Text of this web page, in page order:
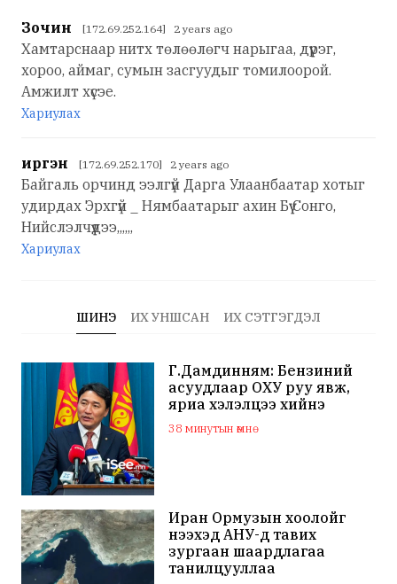
Зочин [172.69.252.164] 2 years ago
Хамтарснаар нитх төлөөлөгч нарыгаа, дүүрэг,
хороо, аймаг, сумын засгуудыг томилоорой.
Амжилт хүсэе.
Хариулах
иргэн [172.69.252.170] 2 years ago
Байгаль орчинд ээлгүй Дарга Улаанбаатар хотыг
удирдах Эрхгүй _ Нямбаатарыг ахин Бүү Сонго,
Нийслэлчүүдээ,,,,,,
Хариулах
ШИНЭ ИХ УНШСАН ИХ СЭТГЭГДЭЛ
Г.Дамдинням: Бензиний
асуудлаар ОХУ руу явж,
яриа хэлэлцээ хийнэ
38 минутын өмнө
Иран Ормузын хоолойг
нээхэд АНУ-д тавих
зургаан шаардлагаа
танилцууллаа